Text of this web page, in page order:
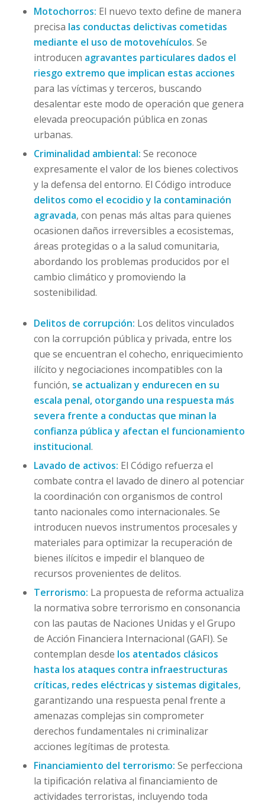
Motochorros: El nuevo texto define de manera
precisa las conductas delictivas cometidas
mediante el uso de motovehículos. Se
introducen agravantes particulares dados el
riesgo extremo que implican estas acciones
para las víctimas y terceros, buscando
desalentar este modo de operación que genera
elevada preocupación pública en zonas
urbanas.
Criminalidad ambiental: Se reconoce
expresamente el valor de los bienes colectivos
y la defensa del entorno. El Código introduce
delitos como el ecocidio y la contaminación
agravada, con penas más altas para quienes
ocasionen daños irreversibles a ecosistemas,
áreas protegidas o a la salud comunitaria,
abordando los problemas producidos por el
cambio climático y promoviendo la
sostenibilidad.
Delitos de corrupción: Los delitos vinculados
con la corrupción pública y privada, entre los
que se encuentran el cohecho, enriquecimiento
ilícito y negociaciones incompatibles con la
función, se actualizan y endurecen en su
escala penal, otorgando una respuesta más
severa frente a conductas que minan la
confianza pública y afectan el funcionamiento
institucional.
Lavado de activos: El Código refuerza el
combate contra el lavado de dinero al potenciar
la coordinación con organismos de control
tanto nacionales como internacionales. Se
introducen nuevos instrumentos procesales y
materiales para optimizar la recuperación de
bienes ilícitos e impedir el blanqueo de
recursos provenientes de delitos.
Terrorismo: La propuesta de reforma actualiza
la normativa sobre terrorismo en consonancia
con las pautas de Naciones Unidas y el Grupo
de Acción Financiera Internacional (GAFI). Se
contemplan desde los atentados clásicos
hasta los ataques contra infraestructuras
críticas, redes eléctricas y sistemas digitales,
garantizando una respuesta penal frente a
amenazas complejas sin comprometer
derechos fundamentales ni criminalizar
acciones legítimas de protesta.
Financiamiento del terrorismo: Se perfecciona
la tipificación relativa al financiamiento de
actividades terroristas, incluyendo toda